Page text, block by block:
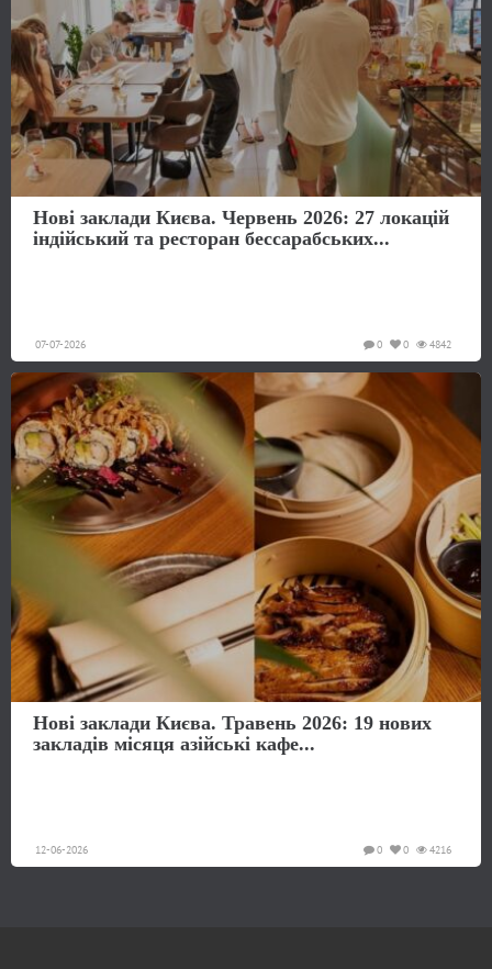
Нові заклади Києва. Червень 2026: 27 локацій
індійський та ресторан бессарабських...
07-07-2026 4842
0
0
Нові заклади Києва. Травень 2026: 19 нових
закладів місяця азійські кафе...
12-06-2026 4216
0
0